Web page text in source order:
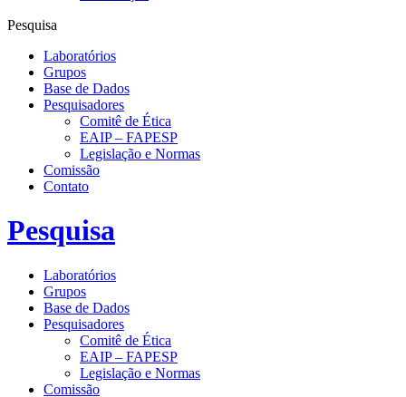
Pesquisa
Laboratórios
Grupos
Base de Dados
Pesquisadores
Comitê de Ética
EAIP – FAPESP
Legislação e Normas
Comissão
Contato
Pesquisa
Laboratórios
Grupos
Base de Dados
Pesquisadores
Comitê de Ética
EAIP – FAPESP
Legislação e Normas
Comissão